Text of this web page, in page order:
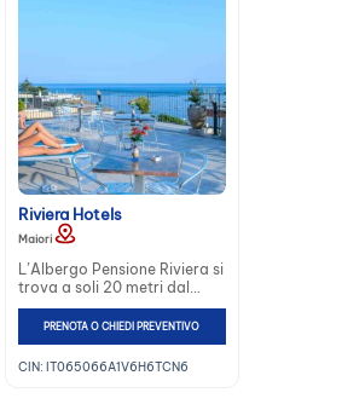
Riviera Hotels
Maiori
L’Albergo Pensione Riviera si
trova a soli 20 metri dal
mare, è situato al centro
della cittadina di Maiori ed è
stato ristrutturato
completamente nel 2011. La
fermata per gli autobus
PRENOTA O CHIEDI PREVENTIVO
CIN: IT065066A1V6H6TCN6